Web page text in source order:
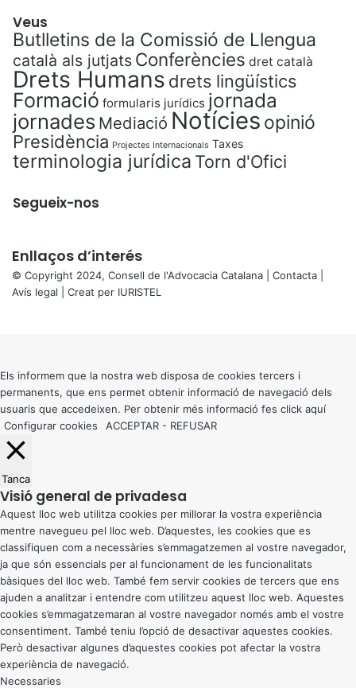
Veus
Butlletins de la Comissió de Llengua
català als jutjats Conferències dret català
Drets Humans drets lingüístics
Formació formularis jurídics jornada
jornades Mediació Notícies opinió
Presidència Projectes Internacionals Taxes
terminologia jurídica Torn d'Ofici
Segueix-nos
Enllaços d’interés
© Copyright 2024, Consell de l'Advocacia Catalana | Contacta
Avís legal | Creat per IURISTEL
button
Els informem que la nostra web disposa de cookies tercers i
permanents, que ens permet obtenir informació de navegació dels
usuaris que accedeixen. Per obtenir més informació fes click aquí
Configurar cookies
ACCEPTAR - REFUSAR
Tanca
Visió general de privadesa
Aquest lloc web utilitza cookies per millorar la vostra experiència
mentre navegueu pel lloc web. D’aquestes, les cookies que es
classifiquen com a necessàries s’emmagatzemen al vostre navegador,
ja que són essencials per al funcionament de les funcionalitats
bàsiques del lloc web. També fem servir cookies de tercers que ens
ajuden a analitzar i entendre com utilitzeu aquest lloc web. Aquestes
cookies s’emmagatzemaran al vostre navegador només amb el vostre
consentiment. També teniu l’opció de desactivar aquestes cookies.
Però desactivar algunes d’aquestes cookies pot afectar la vostra
experiència de navegació.
Necessaries